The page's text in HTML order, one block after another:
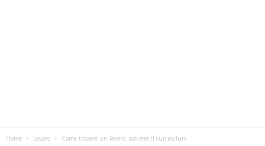
Home Lavoro Come trovare un lavoro: scrivere il curriculum